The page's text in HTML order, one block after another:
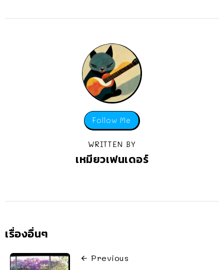
Follow Me
WRITTEN BY
เหมียวเฟนเดอร์
เรื่องอื่นๆ
Previous